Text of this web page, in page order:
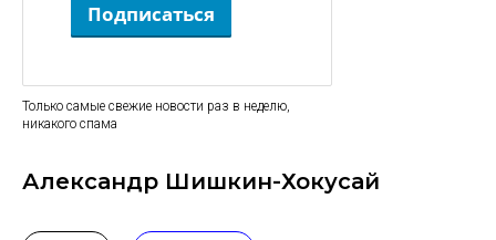
Подписаться
Только самые свежие новости раз в неделю,
никакого спама
Александр Шишкин-Хокусай